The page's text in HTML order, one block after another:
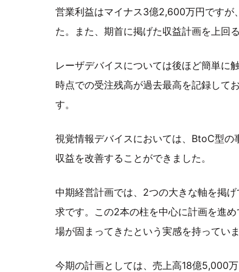
営業利益はマイナス3億2,600万円ですが
た。また、期首に掲げた収益計画を上回
レーザデバイスについては後ほど簡単に
時点での受注残高が過去最高を記録して
す。
視覚情報デバイスにおいては、BtoC型の
収益を改善することができました。
中期経営計画では、2つの大きな軸を掲
求です。この2本の柱を中心に計画を進
場が固まってきたという実感を持っていま
今期の計画としては、売上高18億5,000